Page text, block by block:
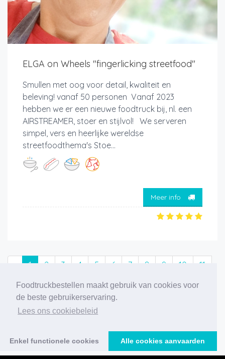
Foodtruckbestellen maakt gebruik van cookies voor
de beste gebruikerservaring.
Lees ons cookiebeleid
Enkel functionele cookies Alle cookies aanvaarden
ELGA on Wheels "fingerlicking streetfood"
Smullen met oog voor detail, kwaliteit en
beleving! vanaf 50 personen Vanaf 2023
hebben we er een nieuwe foodtruck bij, nl. een
AIRSTREAMER, stoer en stijlvol! We serveren
simpel, vers en heerlijke wereldse
streetfoodthema's Stoe...
Meer info
1 2 3 4 5 6 7 8 9 10
11
206 foodtrucks gevonden